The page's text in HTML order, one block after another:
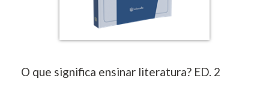
O que significa ensinar literatura? ED. 2